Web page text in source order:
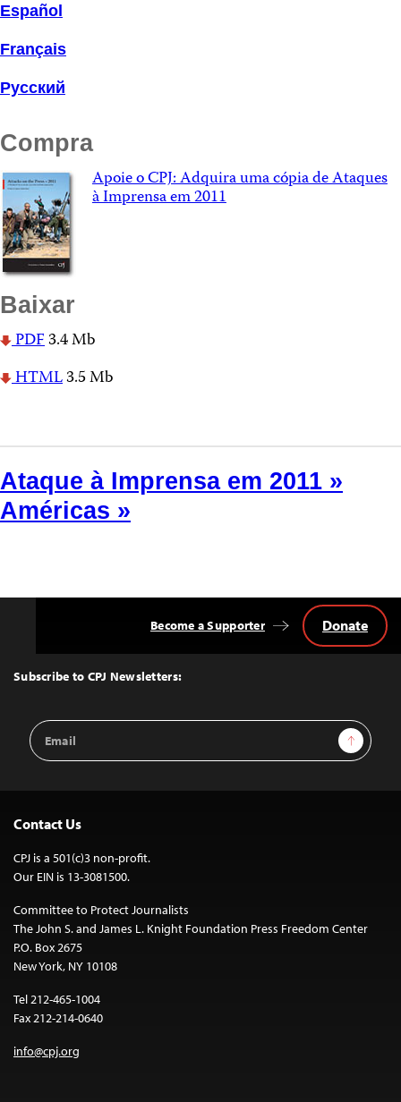
Español
Français
Русский
Compra
Apoie o CPJ: Adquira uma cópia de Ataques
à Imprensa em 2011
Baixar
PDF3.4 Mb
HTML3.5 Mb
Ataque à Imprensa em 2011 »
Américas »
Top
Subscribe to CPJ Newsletters:
Email
Address
Sign Up
Become a Supporter Donate
Contact Us
CPJ is a 501(c)3 non-profit.
Our EIN is 13-3081500.
Committee to Protect Journalists
The John S. and James L. Knight Foundation Press Freedom Center
P.O. Box 2675
New York, NY 10108
Tel 212-465-1004
Fax 212-214-0640
info@cpj.org